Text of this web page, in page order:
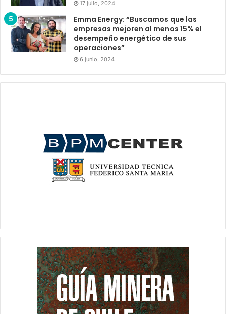
17 julio, 2024
Emma Energy: “Buscamos que las
empresas mejoren al menos 15% el
desempeño energético de sus
operaciones”
6 junio, 2024